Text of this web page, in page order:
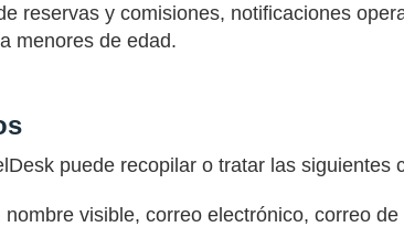
reservas y comisiones, notificaciones
menores de edad.
puede recopilar o tratar las siguientes
nombre visible, correo electrónico, correo